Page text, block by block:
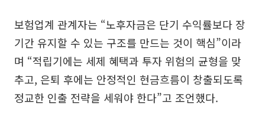
보험업계 관계자는 “노후자금은 단기 수익률보다 장
기간 유지할 수 있는 구조를 만드는 것이 핵심”이라
며 “적립기에는 세제 혜택과 투자 위험의 균형을 맞
추고, 은퇴 후에는 안정적인 현금흐름이 창출되도록
정교한 인출 전략을 세워야 한다”고 조언했다.